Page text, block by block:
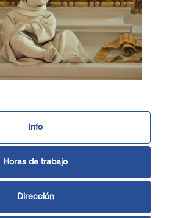
Info
Horas de trabajo
Dirección